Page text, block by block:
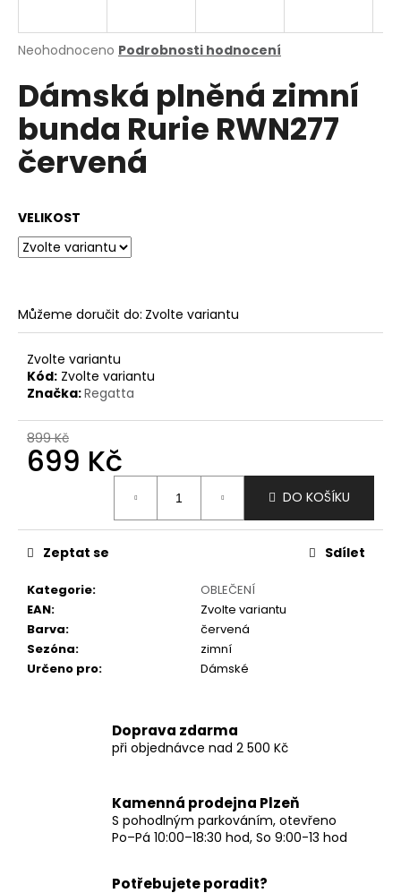
Průměrné
produktu
je
0,0
5
hvězdiček.
Neohodnoceno Podrobnosti hodnocení
Dámská plněná zimní
bunda Rurie RWN277
červená
VELIKOST
Můžeme doručit do: Zvolte variantu
Zvolte variantu
Kód: Zvolte variantu
Značka:Regatta
899 Kč
699 Kč
DO KOŠÍKU
Kategorie:
OBLEČENÍ
EAN:
Zvolte variantu
Barva:
červená
Sezóna:
zimní
Určeno pro: Dámské
Zeptat se Sdílet
Doprava zdarma
při objednávce nad 2 500 Kč
Kamenná prodejna Plzeň
S pohodlným parkováním, otevřeno
Po–Pá 10:00–18:30 hod, So 9:00-13 hod
Potřebujete poradit?
j
t
?
o
p
u
č
u